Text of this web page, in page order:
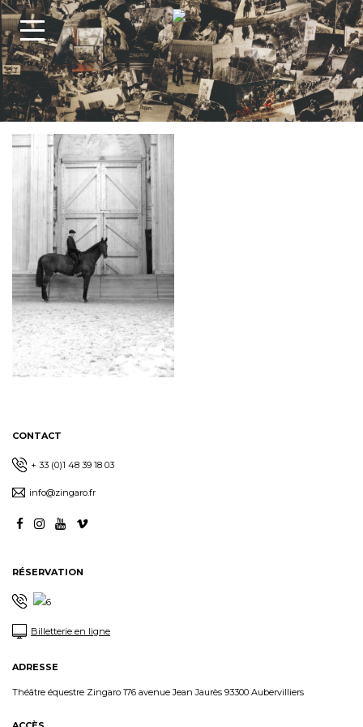
CONTACT
+ 33 (0)1 48 39 18 03
info@zingaro.fr
RÉSERVATION
Billetterie en ligne
ADRESSE
Théâtre équestre Zingaro 176 avenue Jean Jaurès 93300 Aubervilliers